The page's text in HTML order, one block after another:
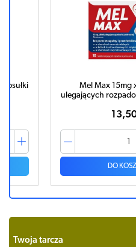
Mel Max 15mg
ulegających
DO
Twoja tarcza